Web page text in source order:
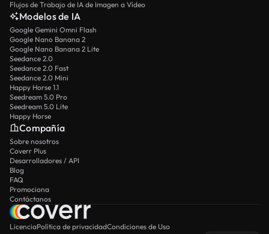
Flujos de Trabajo de IA de Imagen a Vídeo
Modelos de IA
Google Gemini Omni Flash
Google Nano Banana 2
Google Nano Banana 2 Lite
Seedance 2.0
Seedance 2.0 Fast
Seedance 2.0 Mini
Happy Horse 1.1
Seedream 5.0 Pro
Seedream 5.0 Lite
Happy Horse
Compañía
Sobre nosotros
Coverr Plus
Desarrolladores / API
Blog
FAQ
Promociona
Contáctanos
LicenciaPolítica de privacidadCondiciones de Uso